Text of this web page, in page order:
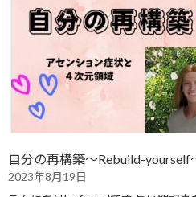
自分の再構築～Rebuild-yourself
2023年8月19日